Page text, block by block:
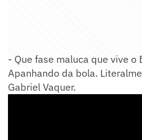
- Que fase maluca que vive o
Apanhando da bola.
Gabriel Vaquer.